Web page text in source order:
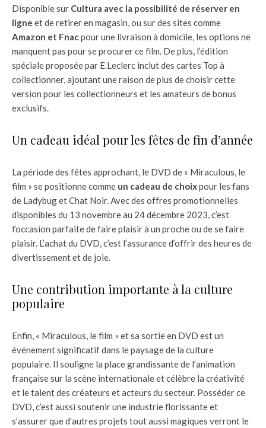
Disponible sur Cultura avec la possibilité de réserver en
ligne et de retirer en magasin, ou sur des sites comme
Amazon et Fnacpour une livraison à domicile, les options ne
manquent pas pour se procurer ce film. De plus, l’édition
spéciale proposée par E.Leclerc inclut des cartes Top à
collectionner, ajoutant une raison de plus de choisir cette
version pour les collectionneurs et les amateurs de bonus
exclusifs.
Un cadeau idéal pour les fêtes de fin d’année
La période des fêtes approchant, le DVD de « Miraculous, le
film » se positionne comme un cadeau de choixpour les fans
de Ladybug et Chat Noir. Avec des offres promotionnelles
disponibles du 13 novembre au 24 décembre 2023, c’est
l’occasion parfaite de faire plaisir à un proche ou de se faire
plaisir. L’achat du DVD, c’est l’assurance d’offrir des heures de
divertissement et de joie.
Une contribution importante à la culture
populaire
Enfin, « Miraculous, le film » et sa sortie en DVD est un
événement significatif dans le paysage de la culture
populaire. Il souligne la place grandissante de l’animation
française sur la scène internationale et célèbre la créativité
et le talent des créateurs et acteurs du secteur. Posséder ce
DVD, c’est aussi soutenir une industrie florissante et
s’assurer que d’autres projets tout aussi magiques verront le